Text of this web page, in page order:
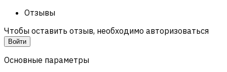
Отзывы
Чтобы оставить отзыв, необходимо авторизоваться
Войти
Основные параметры